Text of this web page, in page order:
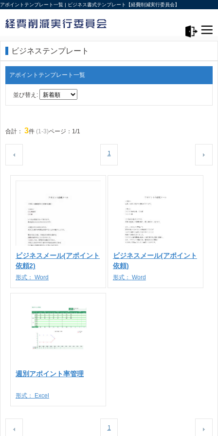
アポイントテンプレート一覧 | ビジネス書式テンプレート【経費削減実行委員会】
ビジネステンプレート
アポイントテンプレート一覧
並び替え:
合計： 3件 (1-3)ページ：1/1
1
ビジネスメール(アポイント
依頼2)
形式： Word
ビジネスメール(アポイント
依頼)
形式： Word
週別アポイント率管理
形式： Excel
1